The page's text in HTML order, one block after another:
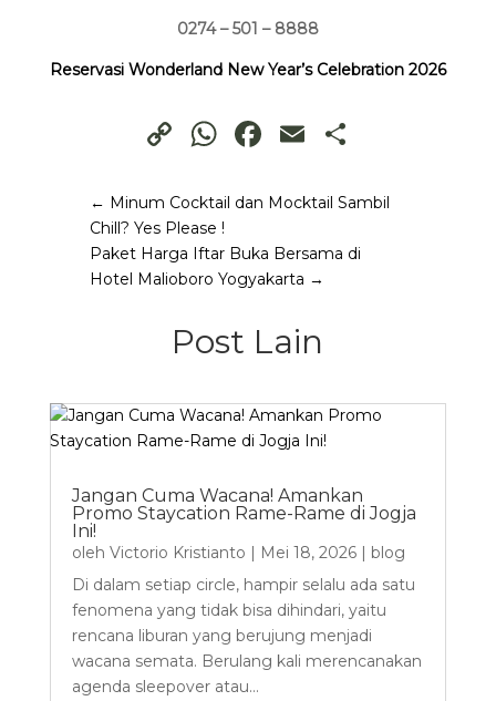
0274 – 501 – 8888
Reservasi Wonderland New Year’s Celebration 2026
CopyWhatsApp
Facebook
Email
← Minum Cocktail dan Mocktail Sambil
Chill? Yes Please !
Paket Harga Iftar Buka Bersama di
Hotel Malioboro Yogyakarta →
Post Lain
Jangan Cuma Wacana! Amankan
Promo Staycation Rame-Rame di Jogja
Ini!
oleh Victorio Kristianto | Mei 18, 2026| blog
Di dalam setiap circle, hampir selalu ada satu
fenomena yang tidak bisa dihindari, yaitu
rencana liburan yang berujung menjadi
wacana semata. Berulang kali merencanakan
agenda sleepover atau...